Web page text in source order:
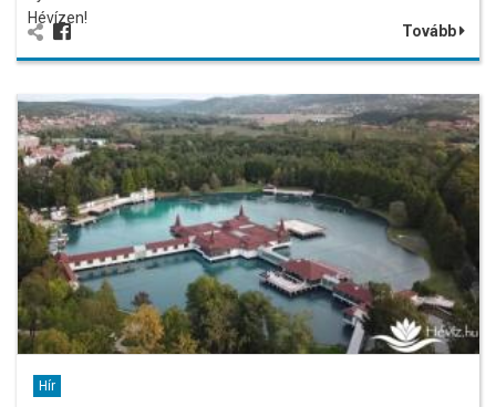
Hévízen!
Tovább
Hír